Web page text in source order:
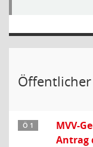
Öffentlicher
Ö 1
MVV-
Antrag